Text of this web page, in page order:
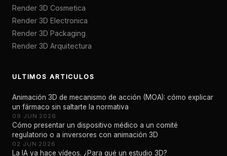
Render 3D Cosmetica
Render 3D Electronica
Render 3D Packaging
Render 3D Arquitectura
ULTIMOS ARTICULOS
Animación 3D de mecanismo de acción (MOA): cómo explicar
un fármaco sin saltarte la normativa
09 JUN 2026
Cómo presentar un dispositivo médico a un comité
regulatorio o a inversores con animación 3D
02 JUN 2026
La IA ya hace vídeos. ¿Para qué un estudio 3D?